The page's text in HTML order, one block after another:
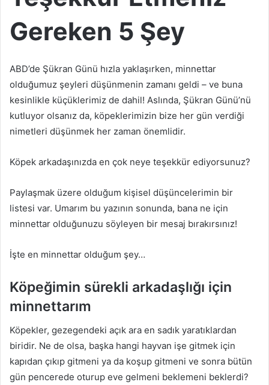
Gereken 5 Şey
ABD’de Şükran Günü hızla yaklaşırken, minnettar
olduğumuz şeyleri düşünmenin zamanı geldi – ve buna
kesinlikle küçüklerimiz de dahil! Aslında, Şükran Günü’nü
kutluyor olsanız da, köpeklerimizin bize her gün verdiği
nimetleri düşünmek her zaman önemlidir.
Köpek arkadaşınızda en çok neye teşekkür ediyorsunuz?
Paylaşmak üzere olduğum kişisel düşüncelerimin bir
listesi var. Umarım bu yazının sonunda, bana ne için
minnettar olduğunuzu söyleyen bir mesaj bırakırsınız!
İşte en minnettar olduğum şey…
Köpeğimin sürekli arkadaşlığı için
minnettarım
Köpekler, gezegendeki açık ara en sadık yaratıklardan
biridir. Ne de olsa, başka hangi hayvan işe gitmek için
kapıdan çıkıp gitmeni ya da koşup gitmeni ve sonra bütün
gün pencerede oturup eve gelmeni beklemeni beklerdi?